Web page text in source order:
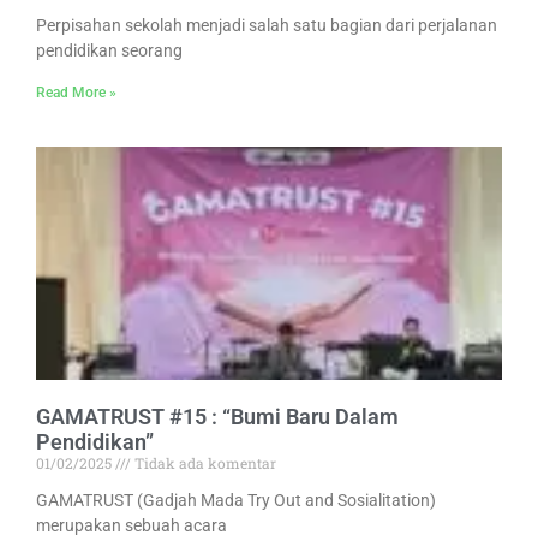
Perpisahan sekolah menjadi salah satu bagian dari perjalanan
pendidikan seorang
Read More »
GAMATRUST #15 : “Bumi Baru Dalam
Pendidikan”
01/02/2025
Tidak ada komentar
GAMATRUST (Gadjah Mada Try Out and Sosialitation)
merupakan sebuah acara